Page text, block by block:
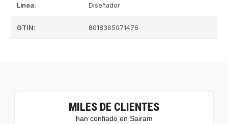
Linea: Diseñador
GTIN: 8018365071476
MILES DE CLIENTES
han confiado en Sairam